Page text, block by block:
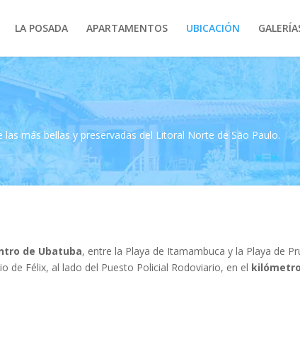
LA POSADA APARTAMENTOS UBICACIÓN
las más bellas y preservadas del Litoral Norte de São Paulo.
de Ubatuba, entre la Playa de Itamambuca y la Playa de
de Félix, al lado del Puesto Policial Rodoviario, en el